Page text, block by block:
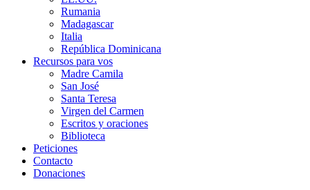
Rumania
Madagascar
Italia
República Dominicana
Recursos para vos
Madre Camila
San José
Santa Teresa
Virgen del Carmen
Escritos y oraciones
Biblioteca
Peticiones
Contacto
Donaciones